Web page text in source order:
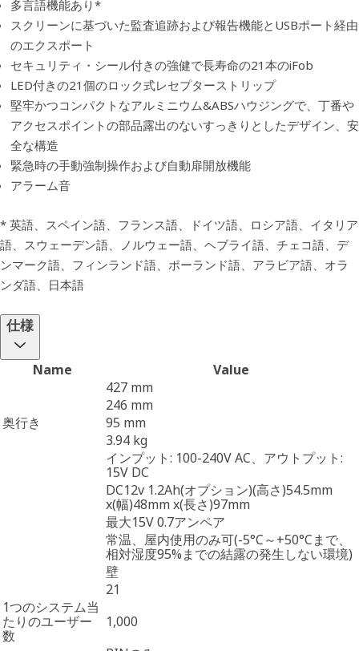
多言語機能あり*
スクリーンに基づいた監査追跡および報告機能とUSBポート経由
のエクスポート
セキュリティ・シール付きの強健で長寿命の21本のiFob
LED付きの21個のロック式レセプターストリップ
堅牢かつコンパクトなアルミニウム&ABSハウジングで、丁番や
アクセスポイントの部品露出のないすっきりとしたデザイン、安
全な構造
緊急時の手動強制操作および自動扉開放機能
アラーム音
* 英語、スペイン語、フランス語、ドイツ語、ロシア語、イタリア
語、スウェーデン語、ノルウェー語、ヘブライ語、チェコ語、デ
ンマーク語、フィンランド語、ポーランド語、アラビア語、オラ
ンダ語、日本語
仕様
Name
Value
427 mm
246 mm
奥行き
95 mm
3.94 kg
インプット: 100-240V AC、アウトプット:
15V DC
DC12v 1.2Ah(オプション)(高さ)54.5mm
x(幅)48mm x(長さ)97mm
最大15V 0.7アンペア
常温、屋内使用のみ可(-5°C～+50°Cまで、
相対湿度95%までの結露の発生しない環境)
壁
21
1つのシステム当
たりのユーザー
数
1,000